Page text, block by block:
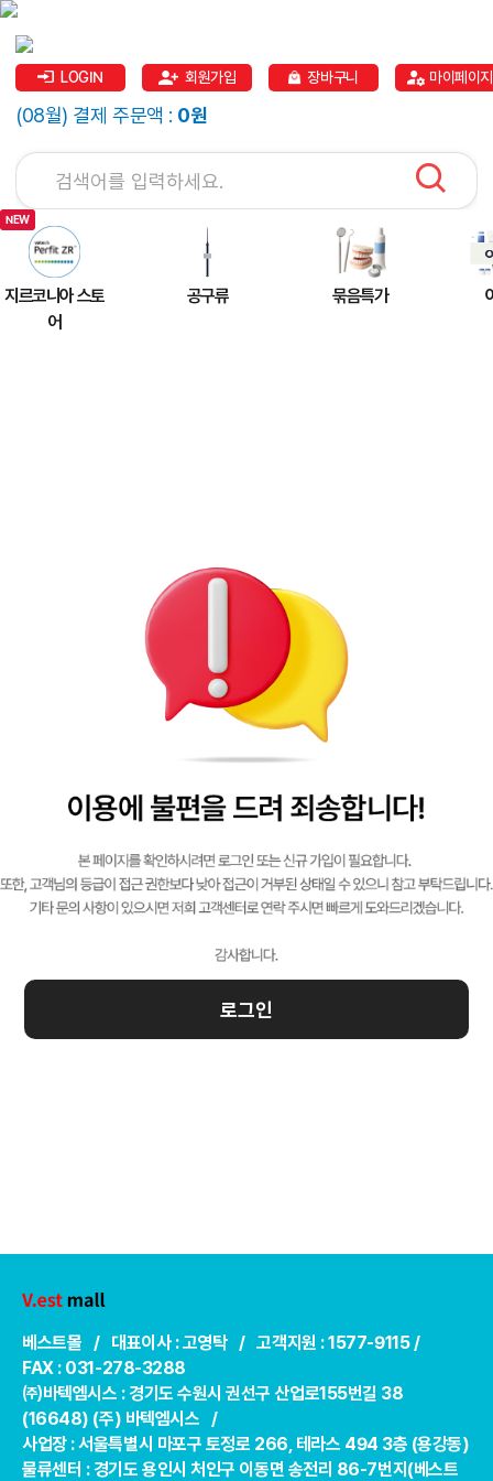
LOGIN 회원가입 장바구니 마이페이지
(08월) 결제 주문액 : 0원
지르코니아 스토
어
공구류 묶음특가
로그인
베스트몰 / 대표이사 : 고영탁 / 고객지원 : 1577-9115 /
FAX : 031-278-3288
㈜바텍엠시스 : 경기도 수원시 권선구 산업로155번길 38
(16648) (주) 바텍엠시스 /
사업장 : 서울특별시 마포구 토정로 266, 테라스 494 3층 (용강동)
물류센터 : 경기도 용인시 처인구 이동면 송전리 86-7번지(베스트